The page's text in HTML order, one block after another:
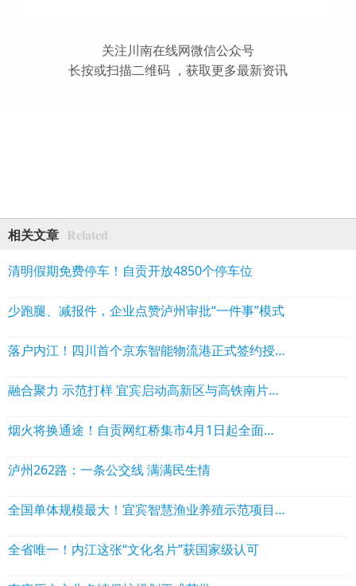
关注川南在线网微信公众号
长按或扫描二维码 ，获取更多最新资讯
相关文章 Related
清明假期免费停车！自贡开放4850个停车位
少跑腿、减报件，企业点赞泸州审批“一件事”模式
落户内江！四川首个京东智能物流港正式签约授牌
融合聚力 示范打样 宜宾启动高新区与高铁南片区融合发展
烟火将换通途！自贡网红桥集市4月1日起全面撤除
泸州262路：一条公交线 满满民生情
全国单体规模最大！宜宾智慧渔业养殖示范项目开工
全省唯一！内江这张“文化名片”获国家级认可